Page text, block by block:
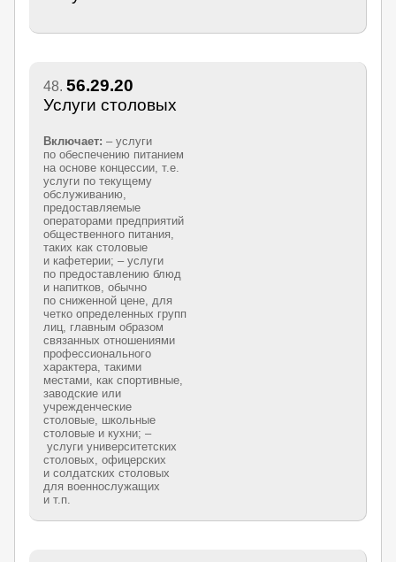
48. 56.29.20
Услуги столовых
Включает: – услуги
по обеспечению питанием
на основе концессии, т.е.
услуги по текущему
обслуживанию,
предоставляемые
операторами предприятий
общественного питания,
таких как столовые
и кафетерии; – услуги
по предоставлению блюд
и напитков, обычно
по сниженной цене, для
четко определенных групп
лиц, главным образом
связанных отношениями
профессионального
характера, такими
местами, как спортивные,
заводские или
учрежденческие
столовые, школьные
столовые и кухни; –
услуги университетских
столовых, офицерских
и солдатских столовых
для военнослужащих
и т.п.